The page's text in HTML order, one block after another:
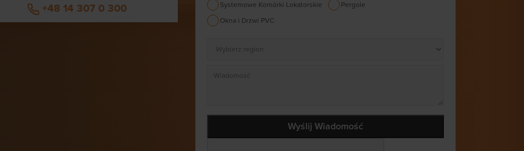
+48 14 307 0 300
Systemowe Komórki Lokatorskie
Pergole
Okna i Drzwi PVC